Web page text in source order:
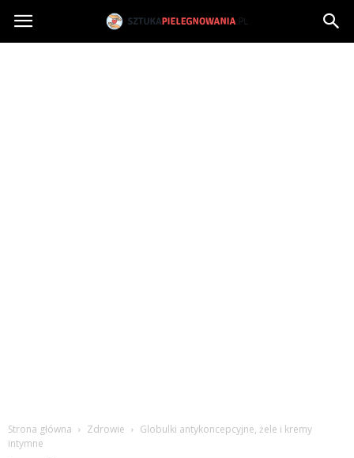
Sztukapielegnowania.pl
Strona główna Zdrowie
Globulki antykoncepcyjne, żele i kremy
intymne